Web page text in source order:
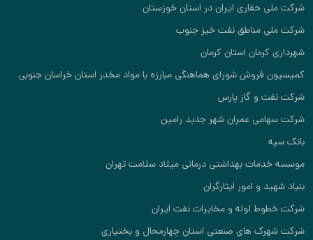
شرکت ملی حفاری ایران در استان خوزستان
شرکت ملی مناطق نفت خیز جنوب
شهرداری کرمان استان کرمان
کمیسیون فروش شورای هماهنگی مبارزه با مواد مخدر استان خراسان جنوبی
شرکت نفت و گاز پارس
شرکت سهامی عمران شهر جدید رامین
بانک سپه
موسسه خدمات بهداشتی درمانی میلاد سلامت تهران
بنیاد شهید و امور ایثارگران
شرکت خطوط لوله و مخابرات نفت ایران
شرکت شهرک های صنعتی استان چهارمحال و بختیاری